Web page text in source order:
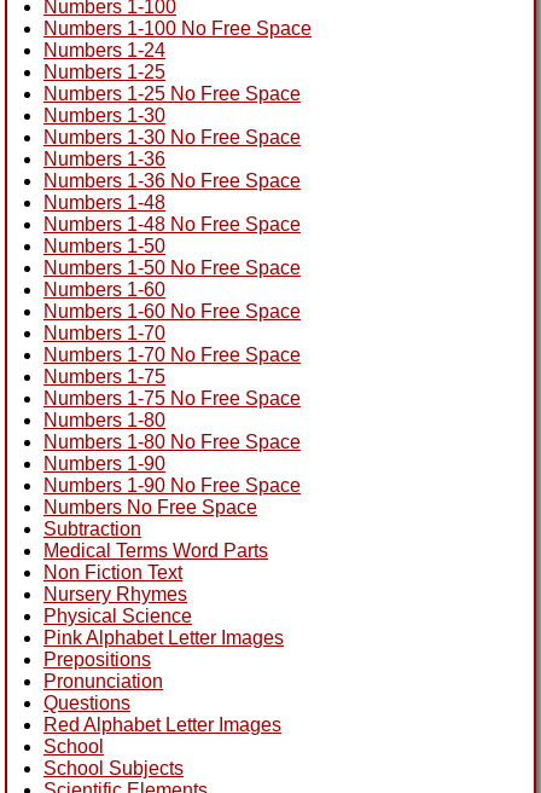
Numbers 1-100
Numbers 1-100 No Free Space
Numbers 1-24
Numbers 1-25
Numbers 1-25 No Free Space
Numbers 1-30
Numbers 1-30 No Free Space
Numbers 1-36
Numbers 1-36 No Free Space
Numbers 1-48
Numbers 1-48 No Free Space
Numbers 1-50
Numbers 1-50 No Free Space
Numbers 1-60
Numbers 1-60 No Free Space
Numbers 1-70
Numbers 1-70 No Free Space
Numbers 1-75
Numbers 1-75 No Free Space
Numbers 1-80
Numbers 1-80 No Free Space
Numbers 1-90
Numbers 1-90 No Free Space
Numbers No Free Space
Subtraction
Medical Terms Word Parts
Non Fiction Text
Nursery Rhymes
Physical Science
Pink Alphabet Letter Images
Prepositions
Pronunciation
Questions
Red Alphabet Letter Images
School
School Subjects